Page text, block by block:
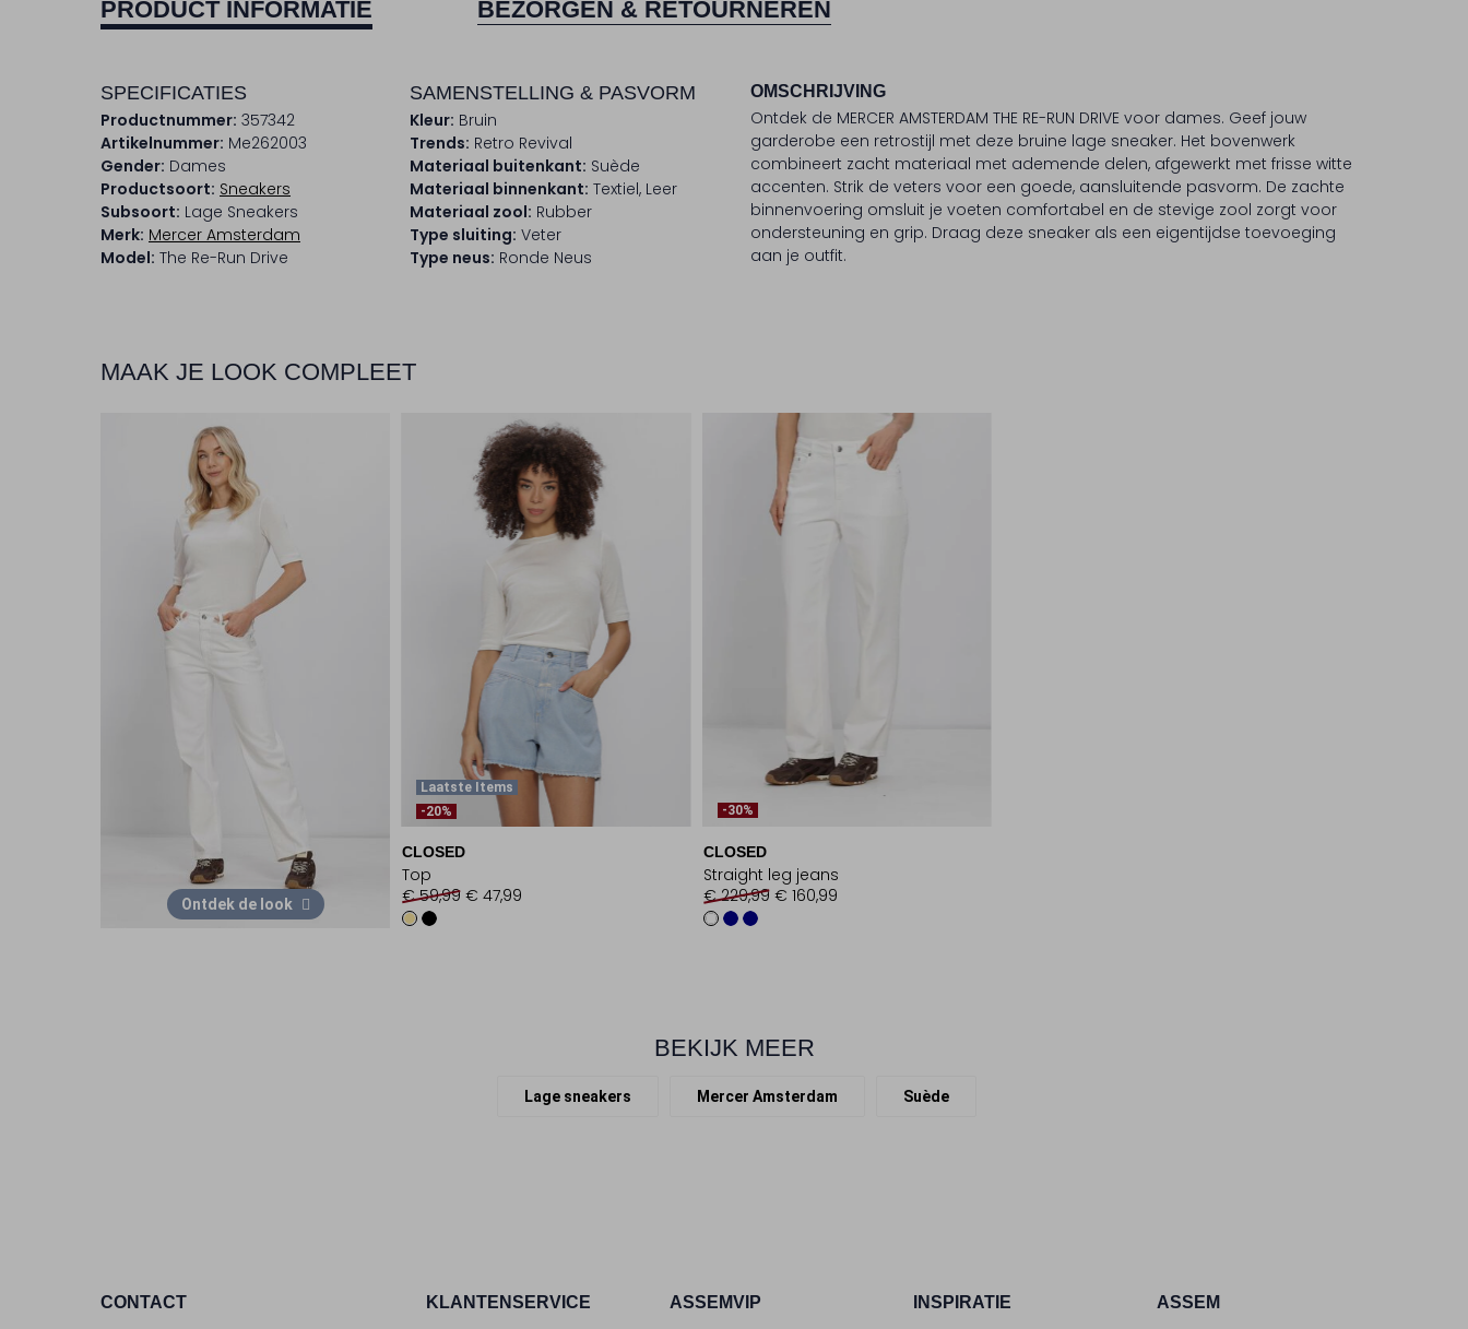
PRODUCT INFORMATIE BEZORGEN & RETOURNEREN
SPECIFICATIES
Productnummer: 357342
Artikelnummer: Me262003
Gender: Dames
Productsoort: Sneakers
Subsoort: Lage Sneakers
Merk: Mercer Amsterdam
Model: The Re-Run Drive
SAMENSTELLING & PASVORM
Kleur: Bruin
Trends: Retro Revival
Materiaal buitenkant: Suède
Materiaal binnenkant: Textiel, Leer
Materiaal zool: Rubber
Type sluiting: Veter
Type neus: Ronde Neus
OMSCHRIJVING
Ontdek de MERCER AMSTERDAM THE RE-RUN DRIVE voor dames. Geef jouw
garderobe een retrostijl met deze bruine lage sneaker. Het bovenwerk
combineert zacht materiaal met ademende delen, afgewerkt met frisse witte
accenten. Strik de veters voor een goede, aansluitende pasvorm. De zachte
binnenvoering omsluit je voeten comfortabel en de stevige zool zorgt voor
ondersteuning en grip. Draag deze sneaker als een eigentijdse toevoeging
aan je outfit.
MAAK JE LOOK COMPLEET
Ontdek de look
Laatste Items
-20%
CLOSED
Top
€ 59,99 € 47,99
-30%
CLOSED
Straight leg jeans
€ 229,99 € 160,99
BEKIJK MEER
Lage sneakers Mercer Amsterdam Suède
CONTACT KLANTENSERVICE ASSEMVIP INSPIRATIE ASSEM